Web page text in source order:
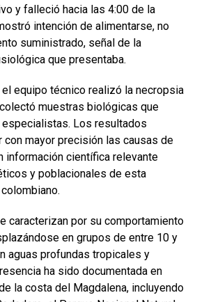
y falleció hacia las 4:00 de la
intención de alimentarse, no
suministrado, señal de la
que presentaba.
equipo técnico realizó la necropsia
muestras biológicas que
especialistas. Los resultados
mayor precisión las causas de
información científica relevante
y poblacionales de esta
caracterizan por su comportamiento
en grupos de entre 10 y
aguas profundas tropicales y
ha sido documentada en
la costa del Magdalena, incluyendo